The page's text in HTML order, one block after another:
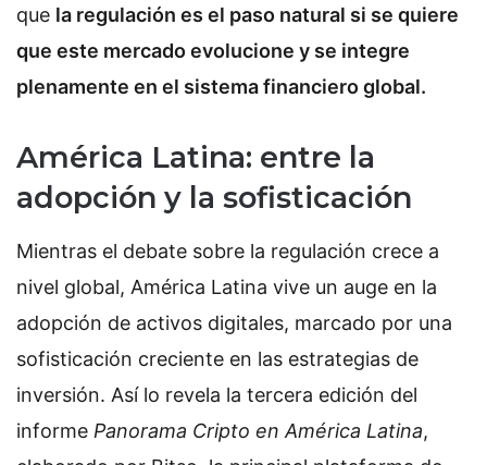
que la regulación es el paso natural si se quiere
que este mercado evolucione y se integre
plenamente en el sistema financiero global.
América Latina: entre la
adopción y la sofisticación
Mientras el debate sobre la regulación crece a
nivel global, América Latina vive un auge en la
adopción de activos digitales, marcado por una
sofisticación creciente en las estrategias de
inversión. Así lo revela la tercera edición del
informe Panorama Cripto en América Latina,